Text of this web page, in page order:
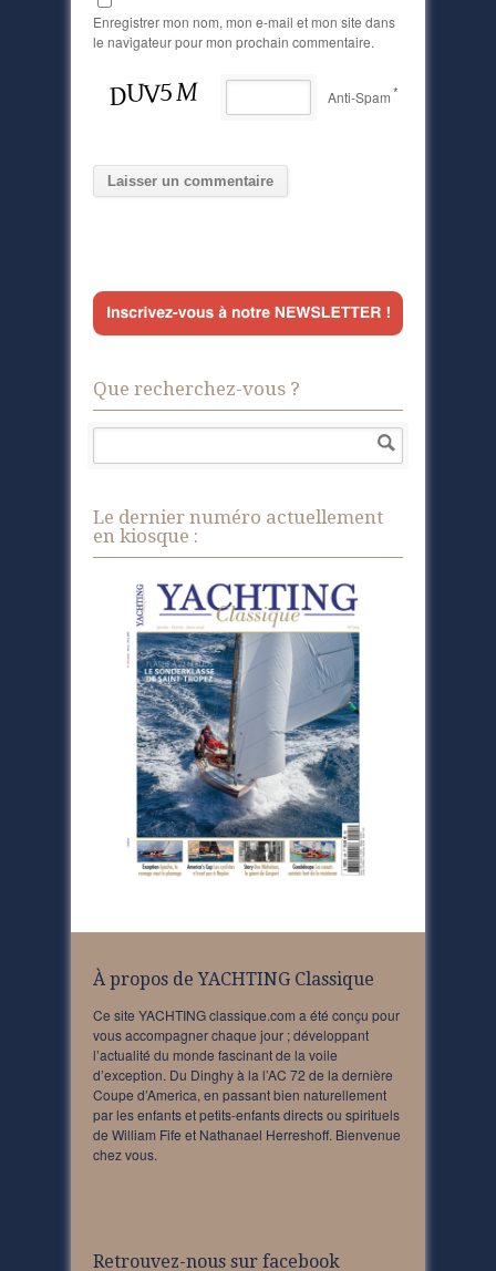
Enregistrer mon nom, mon e-mail et mon site dans
le navigateur pour mon prochain commentaire.
Anti-Spam*
Que recherchez-vous ?
Le dernier numéro actuellement
en kiosque :
À propos de YACHTING Classique
Ce site YACHTING classique.com a été conçu pour
vous accompagner chaque jour ; développant
l’actualité du monde fascinant de la voile
d’exception. Du Dinghy à la l’AC 72 de la dernière
Coupe d’America, en passant bien naturellement
par les enfants et petits-enfants directs ou spirituels
de William Fife et Nathanael Herreshoff. Bienvenue
chez vous.
Retrouvez-nous sur facebook